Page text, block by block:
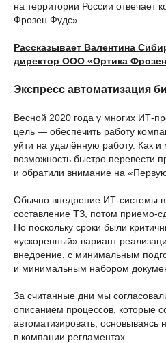
на территории России
Фрозен Фудс».
Рассказывает Валентина
директор ООО «Ортика
Экспресс автоматизация
Весной 2020 года у многих ИТ-
цель — обеспечить работу
уйти на удалённую работу. Как
возможность быстро перевести
и обратили внимание на
Обычно внедрение ИТ-системы
составление ТЗ, потом приемо-
Но поскольку сроки были
«ускоренный» вариант
внедрение, с минимальным
и минимальным набором
За считанные дни мы
описанием процессов, которые
автоматизировать, основываясь
в компании регламентах.